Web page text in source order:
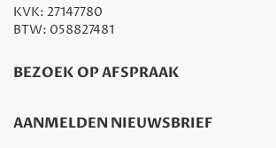
KVK: 27147780
BTW: 058827481
BEZOEK OP AFSPRAAK
AANMELDEN NIEUWSBRIEF